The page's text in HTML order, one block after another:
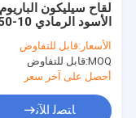
معدن السليكون
فيرو سيليكون
فيرو سيليكون
لقاح سيليكون الباريوم
الأسود
الأسعار:قابل للتفاوض
MOQ: قابل للتفاوض
أحصل على آخر سعر
ﺎﺘﺼﻟ ﺍﻶﻧ